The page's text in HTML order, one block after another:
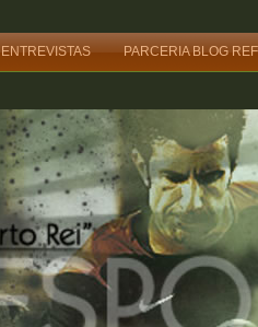
ENTREVISTAS PARCERIA BLOG